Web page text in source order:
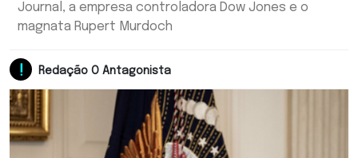
Journal, a empresa controladora Dow Jones e o
magnata Rupert Murdoch
Redação O Antagonista